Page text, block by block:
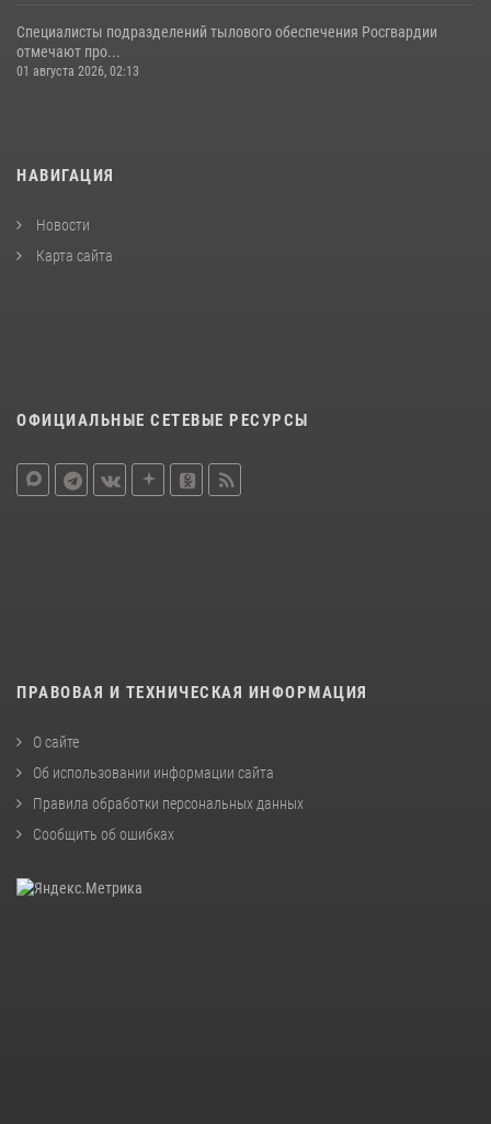
Специалисты подразделений тылового обеспечения Росгвардии
отмечают про...
01 августа 2026, 02:13
НАВИГАЦИЯ
Новости
Карта сайта
ОФИЦИАЛЬНЫЕ СЕТЕВЫЕ РЕСУРСЫ
ПРАВОВАЯ И ТЕХНИЧЕСКАЯ ИНФОРМАЦИЯ
О сайте
Об использовании информации сайта
Правила обработки персональных данных
Сообщить об ошибках